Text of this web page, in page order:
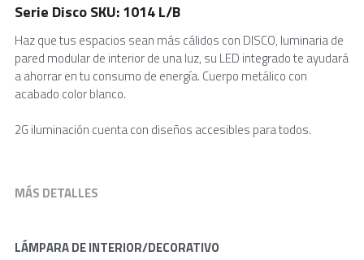
Serie Disco SKU: 1014 L/B
Haz que tus espacios sean más cálidos con DISCO, luminaria de
pared modular de interior de una luz, su LED integrado te ayudará
a ahorrar en tu consumo de energía. Cuerpo metálico con
acabado color blanco.
2G iluminación cuenta con diseños accesibles para todos.
MÁS DETALLES
LÁMPARA DE INTERIOR/DECORATIVO